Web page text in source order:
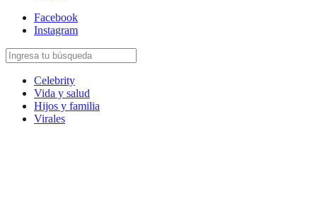
Facebook
Instagram
Celebrity
Vida y salud
Hijos y familia
Virales